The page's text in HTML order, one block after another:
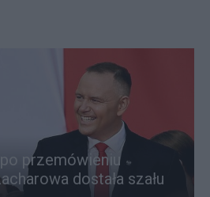
przemówieniu
dostała szału